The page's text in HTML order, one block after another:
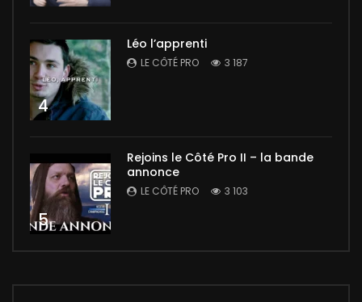
4
Léo l’apprenti
LE CÔTÉ PRO 3 187
5
Rejoins le Côté Pro II – la bande
annonce
LE CÔTÉ PRO 3 103